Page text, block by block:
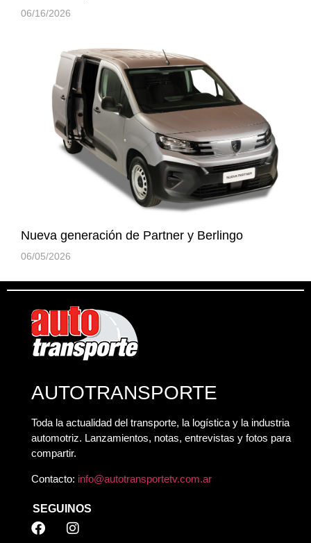
06/16/2026
Nueva generación de Partner y Berlingo
06/05/2026
AUTOTRANSPORTE
Toda la actualidad del transporte, la logística y la industria
automotriz. Lanzamientos, notas, entrevistas y fotos para
compartir.
Contacto: info@autotransportetv.com.ar
SEGUINOS